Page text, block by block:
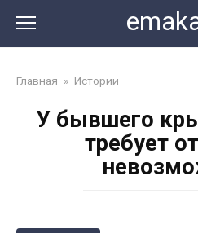
контенту
Главная » Истории
У бывшего
требует